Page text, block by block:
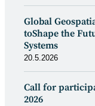
Global
toShape the
Systems
20.5.2026
Call for
2026